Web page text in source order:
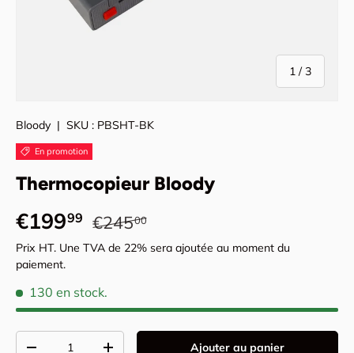
1 /de
3
Bloody| SKU : PBSHT-BK
En promotion
Thermocopieur Bloody
Prix promotionnel
€19999 Prix habituel
€24500
Prix HT. Une TVA de 22% sera ajoutée au moment du
paiement.
130 en stock.
Ajouter au panier